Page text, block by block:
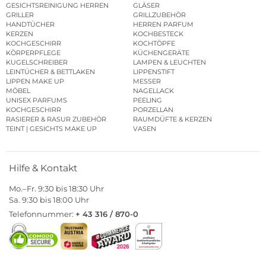
GESICHTSREINIGUNG HERREN
GLÄSER
GRILLER
GRILLZUBEHÖR
HANDTÜCHER
HERREN PARFUM
KERZEN
KOCHBESTECK
KOCHGESCHIRR
KOCHTÖPFE
KÖRPERPFLEGE
KÜCHENGERÄTE
KUGELSCHREIBER
LAMPEN & LEUCHTEN
LEINTÜCHER & BETTLAKEN
LIPPENSTIFT
LIPPEN MAKE UP
MESSER
MÖBEL
NAGELLACK
UNISEX PARFUMS
PEELING
KOCHGESCHIRR
PORZELLAN
RASIERER & RASUR ZUBEHÖR
RAUMDÜFTE & KERZEN
TEINT | GESICHTS MAKE UP
VASEN
Hilfe & Kontakt
Mo.–Fr. 9:30 bis 18:30 Uhr
Sa. 9:30 bis 18:00 Uhr
Telefonnummer: + 43 316 / 870-0